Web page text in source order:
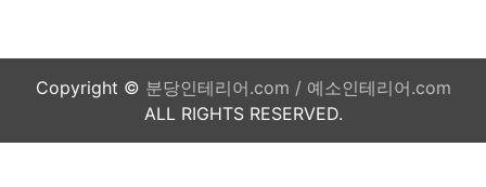
Copyright © 분당인테리어.com / 예소인테리어.com
ALL RIGHTS RESERVED.